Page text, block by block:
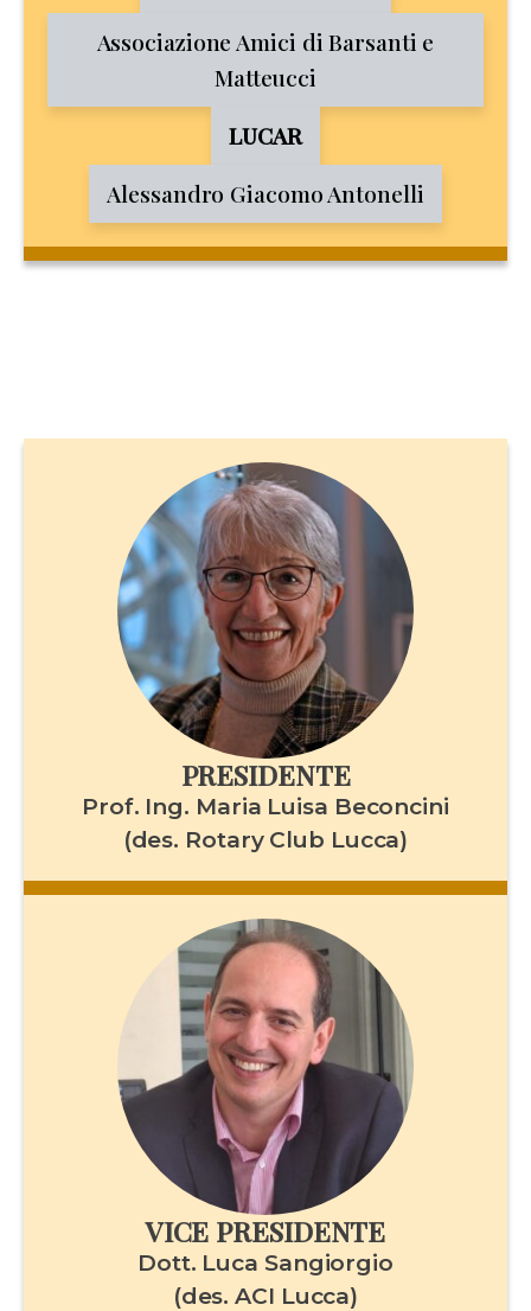
Associazione Amici di Barsanti e
Matteucci
LUCAR
Alessandro Giacomo Antonelli
PRESIDENTE
Prof. Ing. Maria Luisa Beconcini
(des. Rotary Club Lucca)
VICE PRESIDENTE
Dott. Luca Sangiorgio
(des. ACI Lucca)